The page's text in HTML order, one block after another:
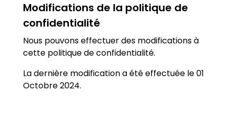
Modifications de la politique de
confidentialité
Nous pouvons effectuer des modifications à
cette politique de confidentialité.
La dernière modification a été effectuée le 01
Octobre 2024.